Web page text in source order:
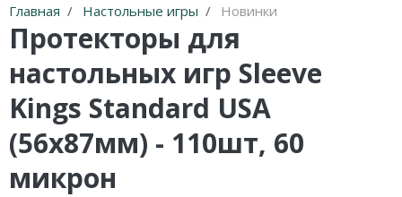
Главная Настольные игры Новинки
Протекторы для
настольных игр Sleeve
Kings Standard USA
(56x87мм) - 110шт, 60
микрон